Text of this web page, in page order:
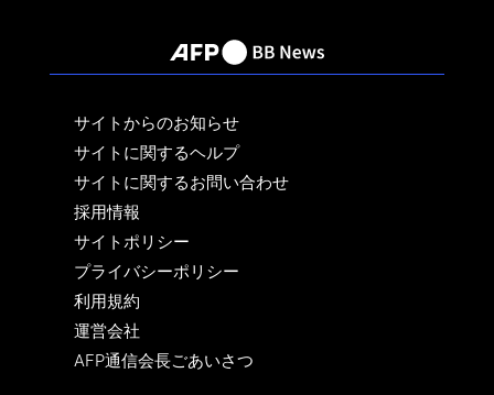
サイトからのお知らせ
サイトに関するヘルプ
サイトに関するお問い合わせ
採用情報
サイトポリシー
プライバシーポリシー
利用規約
運営会社
AFP通信会長ごあいさつ